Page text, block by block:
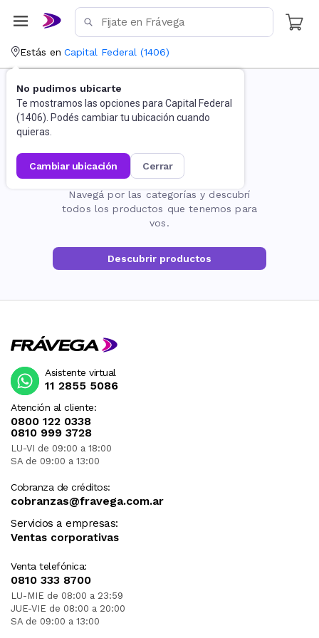
Estás en Capital Federal (1406)
No pudimos ubicarte
Te mostramos las opciones para Capital Federal
(1406). Podés cambiar tu ubicación cuando
quieras.
cambiar ubicación cerrar
La página no existe
Navegá por las categorías y descubrí
todos los productos que tenemos para
vos.
Descubrir productos
Atención al cliente:
0800 122 0338
0810 999 3728
LU-VI de 09:00 a 18:00
SA de 09:00 a 13:00
Cobranza de créditos:
cobranzas@fravega.com.ar
Servicios a empresas:
Ventas corporativas
Venta telefónica:
0810 333 8700
LU-MIE de 08:00 a 23:59
JUE-VIE de 08:00 a 20:00
SA de 09:00 a 13:00
Asistente virtual
11 2855 5086